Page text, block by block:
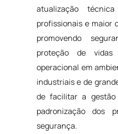
atualização
profissionais e maior
promovendo
proteção de vidas
operacional em
industriais e de
de facilitar a
padronização dos
segurança.